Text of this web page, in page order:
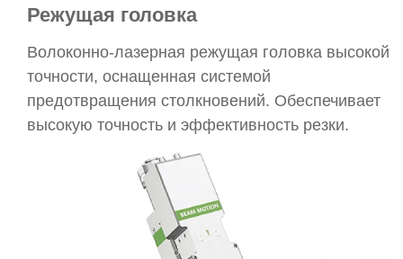
Режущая головка
Волоконно-лазерная режущая головка высокой
точности, оснащенная системой
предотвращения столкновений. Обеспечивает
высокую точность и эффективность резки.